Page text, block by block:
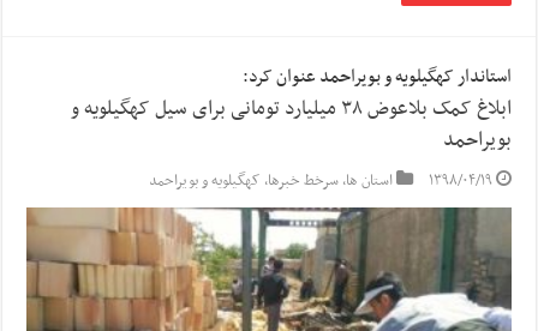
استاندار کهگیلویه و بویراحمد عنوان کرد:
ابلاغ کمک بلاعوض ۳۸ میلیارد تومانی برای سیل کهگیلویه و
بویراحمد
۱۳۹۸/۰۴/۱۹ استان ها,سرخط خبرها, کهگیلویه و بویراحمد